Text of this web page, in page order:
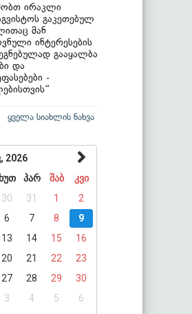
ირაკლი
გაკეთებულ
მან
ინტერესების
გააყალბა
და
-
ყველა სიახლის ნახვა
2026
ხუთ პარ შაბ
კვი
30 31 1
2
6 7 8
9
13 14 15
16
20 21 22
23
27 28 29
30
3 4 5 6